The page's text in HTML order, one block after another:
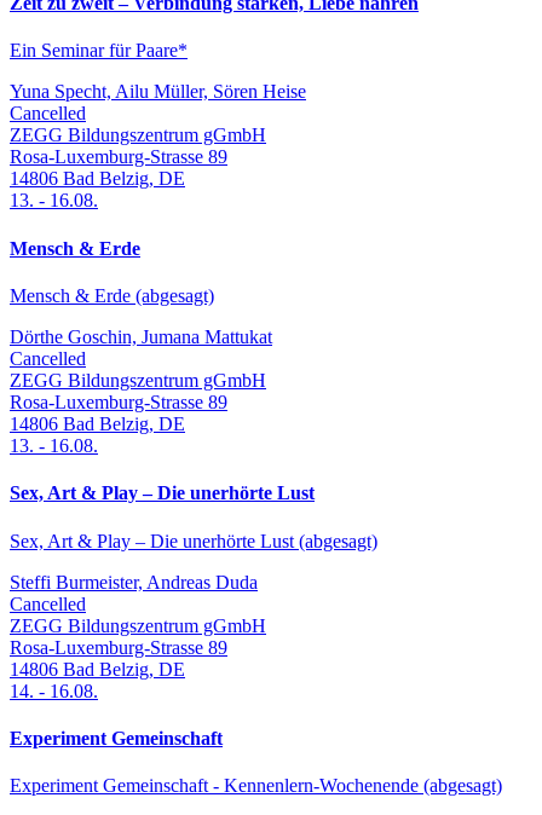
Ein Seminar für Paare*
Yuna Specht, Ailu Müller, Sören Heise
Cancelled
ZEGG Bildungszentrum gGmbH
Rosa-Luxemburg-Strasse 89
14806 Bad Belzig, DE
13. - 16.08.
Mensch & Erde
Mensch & Erde (abgesagt)
Dörthe Goschin, Jumana Mattukat
Cancelled
ZEGG Bildungszentrum gGmbH
Rosa-Luxemburg-Strasse 89
14806 Bad Belzig, DE
13. - 16.08.
Sex, Art & Play – Die unerhörte Lust
Sex, Art & Play – Die unerhörte Lust (abgesagt)
Steffi Burmeister, Andreas Duda
Cancelled
ZEGG Bildungszentrum gGmbH
Rosa-Luxemburg-Strasse 89
14806 Bad Belzig, DE
14. - 16.08.
Experiment Gemeinschaft
Experiment Gemeinschaft - Kennenlern-Wochenende (abgesagt)